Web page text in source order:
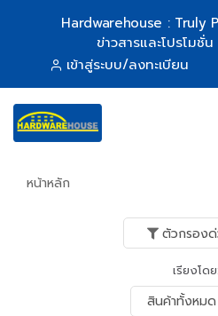
Hardwarehouse : Truly
ข่าวสารและโปรโมชั่น
เข้าสู่ระบบ/ลงทะเบียน
หน้าหลัก
ตัวกรอง
เรียงโดย: